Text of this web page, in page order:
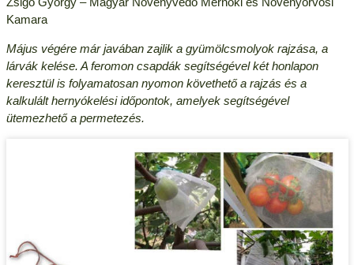
Kamara
Május végére már javában zajlik a gyümölcsmolyok rajzása, a
lárvák kelése. A feromon csapdák segítségével két honlapon
keresztül is folyamatosan nyomon követhető a rajzás és a
kalkulált hernyókelési időpontok, amelyek segítségével
ütemezhető a permetezés.